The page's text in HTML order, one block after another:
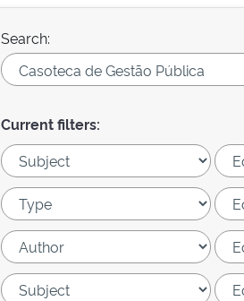
Search:
Current filters: